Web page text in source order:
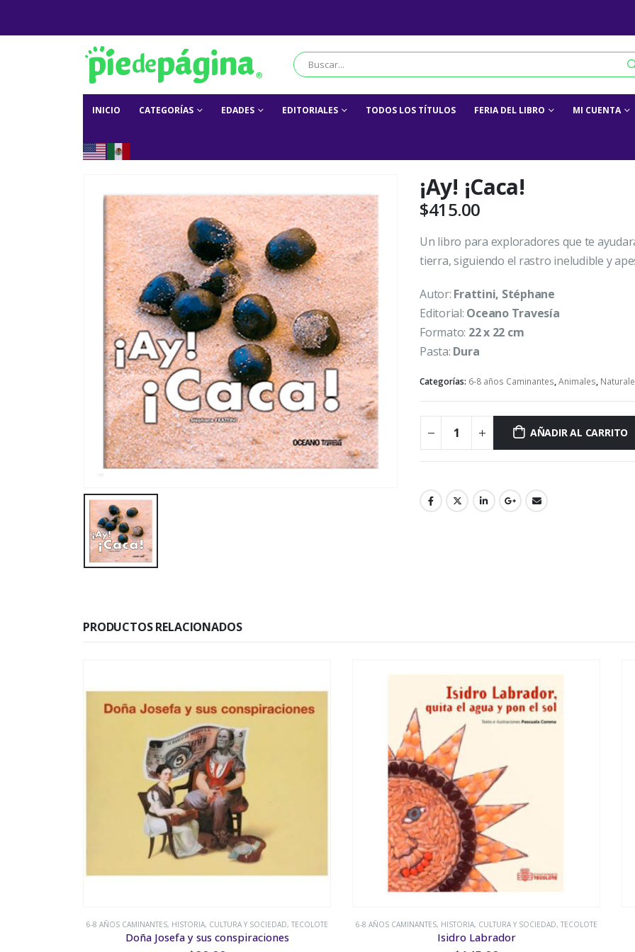
INICIO CATEGORÍAS EDADES EDITORIALES TODOS LOS TÍTULOS FERIA DEL LIBRO MI CUENTA
¡Ay! ¡Caca!
$415.00
Un libro para exploradores que te
tierra, siguiendo el rastro ineludible y
Autor: Frattini, Stéphane
Editorial: Oceano Travesía
Formato: 22 x 22 cm
Pasta: Dura
Categorías: 6-8 años Caminantes,Animales,
AÑADIR AL CARRITO
PRODUCTOS RELACIONADOS
TECOLOTE 6-8 AÑOS CAMINANTES,HISTORIA, CULTURA Y SOCIEDAD,TECOLOTE
Isidro Labrador
6-8 AÑOS CAMINANTES, ANIMALES,TECOLOTE
Historia de la resurección del papagayo